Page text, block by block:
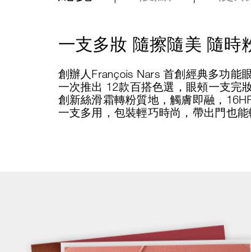
一支多妝 隨擦隨美 隨時
創辦人François Nars 首創經典多功能
一次推出 12款百搭色選，眼頰一支完
創新絲滑霜轉粉質地，觸膚即融，
一支多用，包裝輕巧時尚，帶出門也能